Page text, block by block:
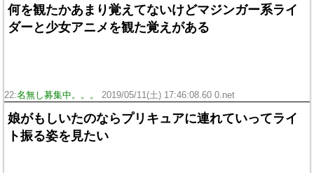
何を観たかあまり覚えてないけどマジンガー系ライ
ダーと少女アニメを観た覚えがある
22:名無し募集中。。。 2019/05/11(土) 17:46:08.60 0.net
娘がもしいたのならプリキュアに連れていってライ
ト振る姿を見たい